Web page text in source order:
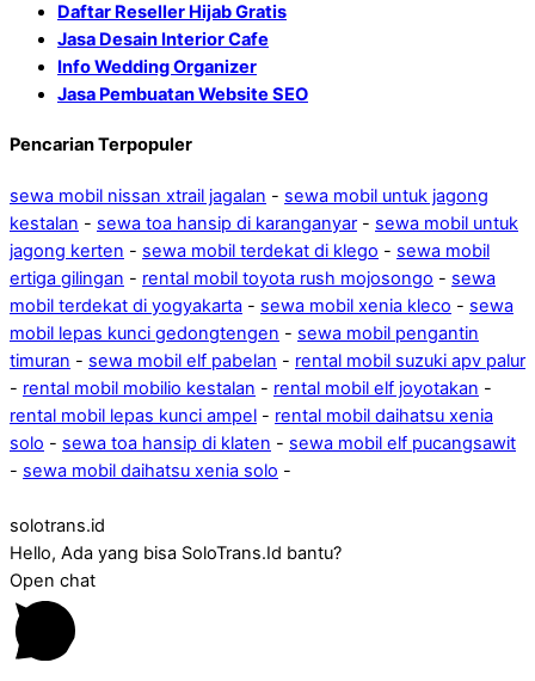
Daftar Reseller Hijab Gratis
Jasa Desain Interior Cafe
Info Wedding Organizer
Jasa Pembuatan Website SEO
Pencarian Terpopuler
sewa mobil nissan xtrail jagalan - sewa mobil untuk jagong
kestalan - sewa toa hansip di karanganyar - sewa mobil untuk
jagong kerten - sewa mobil terdekat di klego - sewa mobil
ertiga gilingan - rental mobil toyota rush mojosongo - sewa
mobil terdekat di yogyakarta - sewa mobil xenia kleco - sewa
mobil lepas kunci gedongtengen - sewa mobil pengantin
timuran - sewa mobil elf pabelan - rental mobil suzuki apv palur
- rental mobil mobilio kestalan - rental mobil elf joyotakan -
rental mobil lepas kunci ampel - rental mobil daihatsu xenia
solo - sewa toa hansip di klaten - sewa mobil elf pucangsawit
- sewa mobil daihatsu xenia solo -
solotrans.id
Hello, Ada yang bisa SoloTrans.Id bantu?
Open chat